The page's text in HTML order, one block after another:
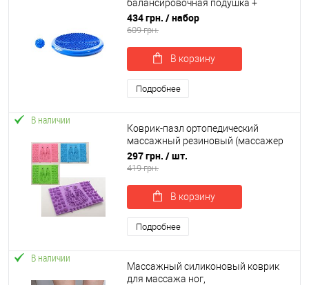
балансировочная подушка +
массажный мячик массажер для
ног МФР OSPORT Set 29 (n-0060)
434 грн. / набор
609 грн.
В корзину
Подробнее
В наличии
Коврик-пазл ортопедический
массажный резиновый (массажер
для ног и стоп) OSPORT (MS 2305)
297 грн. / шт.
419 грн.
В корзину
Подробнее
В наличии
Массажный силиконовый коврик
для массажа ног,